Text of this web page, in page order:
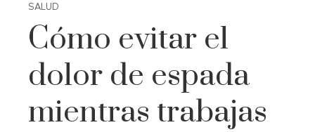
SALUD
Cómo evitar el
dolor de espada
mientras trabajas